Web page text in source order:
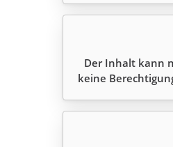
Der Inhalt kann
keine